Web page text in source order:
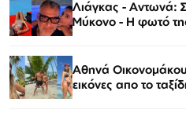
Λιάγκας - Αντωνά:
Μύκονο - Η φωτό
Αθηνά
εικόνες απο το